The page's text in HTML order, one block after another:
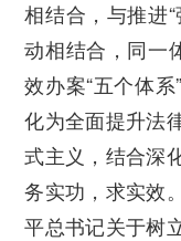
相结合，与推进
动相结合，同一
效办案“五个体
化为全面提升法
式主义， 结合深
务实功，求实效
平总书记关于树